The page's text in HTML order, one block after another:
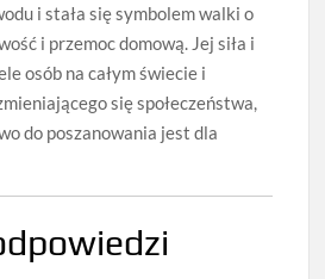
i stała się symbolem walki o
i przemoc domową. Jej siła i
osób na całym świecie i
się społeczeństwa,
do poszanowania jest dla